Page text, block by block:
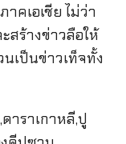
คเอเชีย ไม่ว่า
สร้างข่าวลือให้
เป็นข่าวเท็จทั้ง